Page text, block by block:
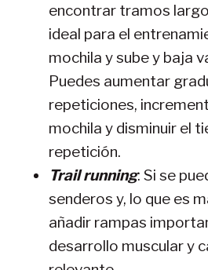
encontrar tramos
ideal para el
mochila y sube y baja
Puedes aumentar
repeticiones,
mochila y disminuir el
repetición.
Trail running: Si se
senderos y, lo que es
añadir rampas
desarrollo muscular y